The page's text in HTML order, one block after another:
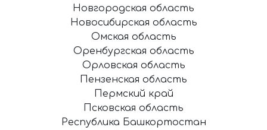
Новгородская область
Новосибирская область
Омская область
Оренбургская область
Орловская область
Пензенская область
Пермский край
Псковская область
Республика Башкортостан